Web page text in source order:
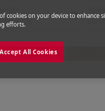
booking-departure-date-aria-
08/2026
today
fc-
cookies on your device to enhance
efforts.
Accept All Cookies